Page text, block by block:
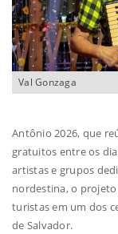
Val Gonzaga
Antônio 2026, que
gratuitos entre os
artistas e grupos
nordestina, o
turistas em um dos
de Salvador.